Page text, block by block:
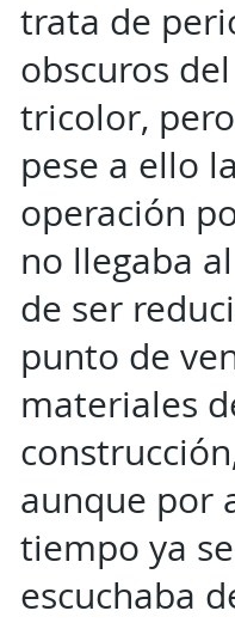
trata de
obscuros del
tricolor,
pese a ello la
operación
no llegaba
de ser
punto de
materiales
aunque por
tiempo ya se
escuchaba